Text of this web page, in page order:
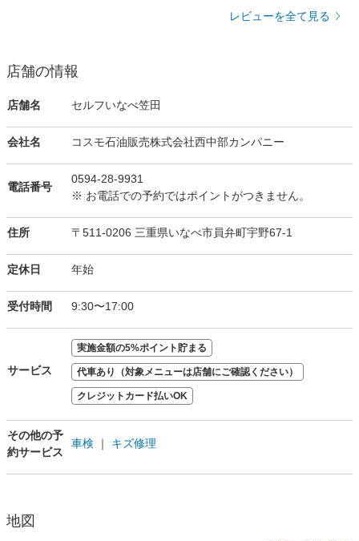
レビューを全て見る
店舗の情報
店舗名 セルフいなべ笠田
会社名 コスモ石油販売株式会社西中部カンパニー
電話番号
0594-28-9931
※ お電話での予約ではポイントがつきません。
住所 〒511-0206 三重県いなべ市員弁町宇野67-1
定休日 年始
受付時間 9:30〜17:00
サービス
実施金額の5%ポイント貯まる
代車あり（対象メニューは店舗にご確認ください）
クレジットカード払いOK
その他の予
約サービス
車検 ｜ キズ修理
地図